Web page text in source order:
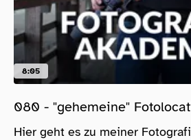
8:05
080 - "gehemeine"
Hier geht es zu meiner